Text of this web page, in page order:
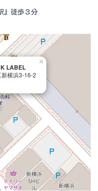
』徒歩３分
LABEL
横浜3-16-2
×